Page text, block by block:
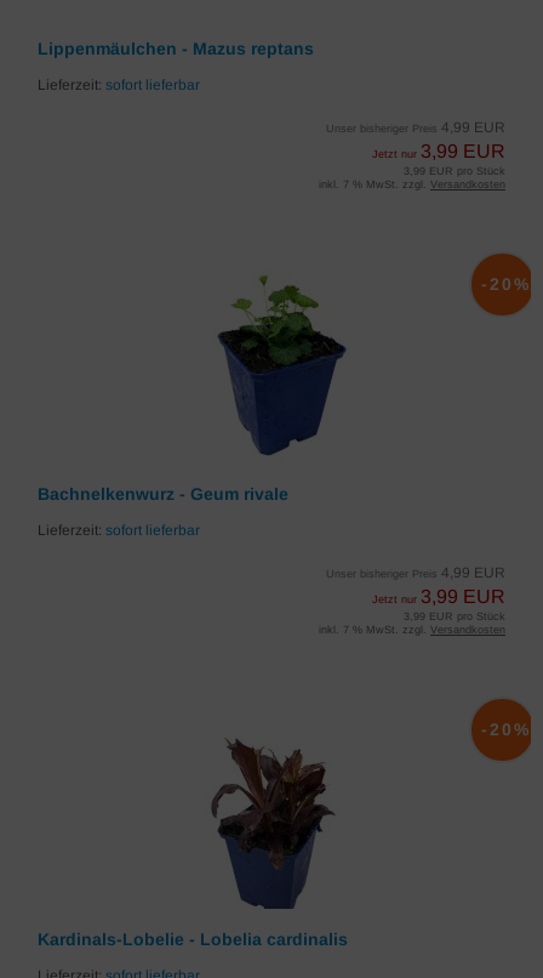
Lippenmäulchen - Mazus reptans
Lieferzeit: sofort lieferbar
Unser bisheriger Preis 4,99 EUR
Jetzt nur 3,99 EUR
3,99 EUR pro Stück
inkl. 7 % MwSt. zzgl. Versandkosten
Bachnelkenwurz - Geum rivale
Lieferzeit: sofort lieferbar
Unser bisheriger Preis 4,99 EUR
Jetzt nur 3,99 EUR
-20%
3,99 EUR pro Stück
inkl. 7 % MwSt. zzgl. Versandkosten
Kardinals-Lobelie - Lobelia cardinalis
-20%